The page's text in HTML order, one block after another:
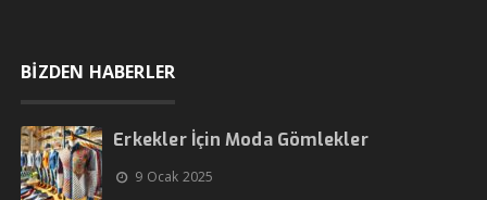
BİZDEN HABERLER
Erkekler İçin Moda Gömlekler
9 Ocak 2025